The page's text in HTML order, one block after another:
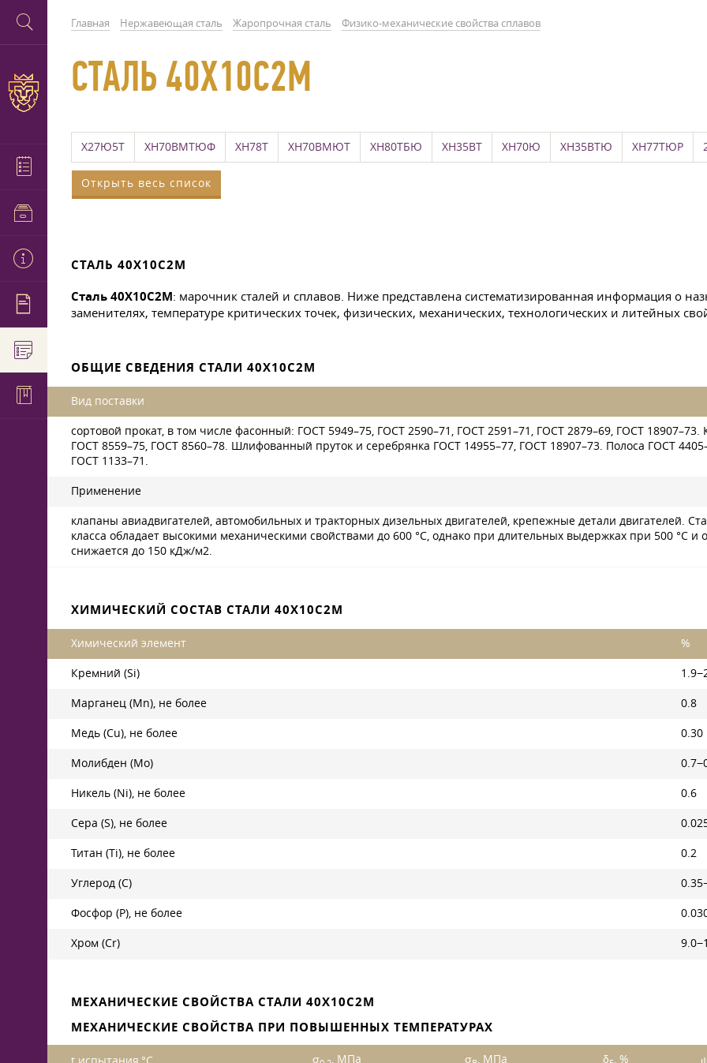
Главная Нержавеющая сталь Жаропрочная сталь Физико-механические свойства сплавов
СТАЛЬ 40Х10С2М
Х27Ю5Т ХН70ВМТЮФ ХН78Т ХН70ВМЮТ ХН80ТБЮ ХН35ВТ ХН70Ю ХН35ВТЮ ХН77ТЮР
Открыть весь список
СТАЛЬ 40Х10С2М
Сталь 40Х10С2М: марочник сталей и сплавов. Ниже представлена систематизированная информация о
заменителях, температуре критических точек, физических, механических, технологических и литейных
ОБЩИЕ СВЕДЕНИЯ СТАЛИ 40Х10С2М
Вид поставки
сортовой прокат, в том числе фасонный: ГОСТ 5949–75, ГОСТ 2590–71 , ГОСТ 2591–71 , ГОСТ 2879–69, ГОСТ 18907–73.
ГОСТ 8559–75, ГОСТ 8560–78. Шлифованный пруток и серебрянка ГОСТ 14955–77, ГОСТ 18907–73. Полоса ГОСТ
ГОСТ 1133–71 .
Применение
клапаны авиадвигателей, автомобильных и тракторных дизельных двигателей, крепежные детали двигателей.
класса обладает высокими механическими свойствами до 600 °C, однако при длительных выдержках при 500 °C и
снижается до 150 кДж/м2.
ХИМИЧЕСКИЙ СОСТАВ СТАЛИ 40Х10С2М
Химический элемент %
Кремний (Si)
Марганец (Mn), не более 0.8
Медь (Cu), не более 0.30
Молибден (Mo)
Никель (Ni), не более 0.6
Сера (S), не более
Титан (Ti), не более 0.2
Углерод (C)
Фосфор (P), не более
Хром (Cr)
МЕХАНИЧЕСКИЕ СВОЙСТВА СТАЛИ 40Х10С2М
МЕХАНИЧЕСКИЕ СВОЙСТВА ПРИ ПОВЫШЕННЫХ ТЕМПЕРАТУРАХ
σ , МПа σ , МПа δ , %